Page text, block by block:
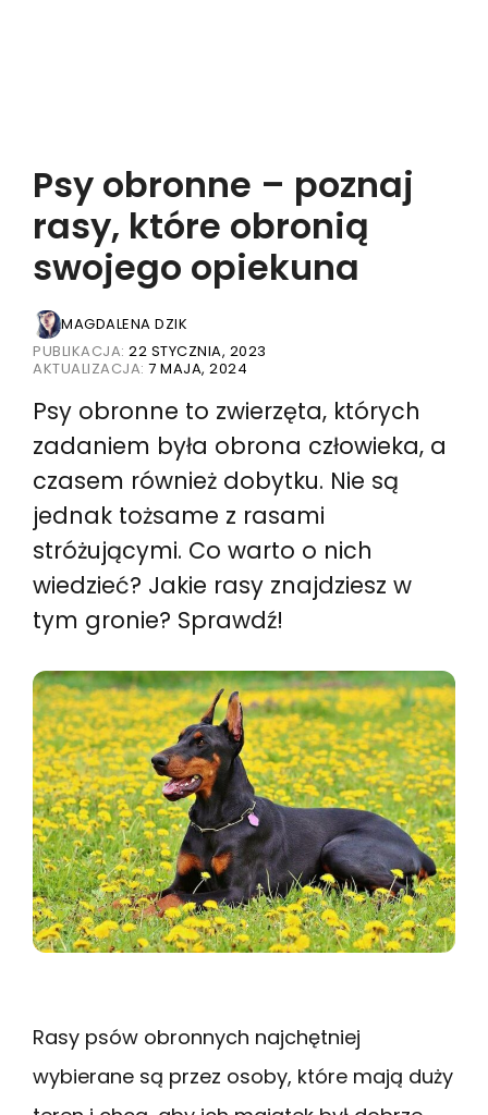
Psy obronne – poznaj
rasy, które obronią
swojego opiekuna
MAGDALENA DZIK
PUBLIKACJA: 22 STYCZNIA, 2023
AKTUALIZACJA: 7 MAJA, 2024
Psy obronne to zwierzęta, których
zadaniem była obrona człowieka, a
czasem również dobytku. Nie są
jednak tożsame z rasami
stróżującymi. Co warto o nich
wiedzieć? Jakie rasy znajdziesz w
tym gronie? Sprawdź!
Rasy psów obronnych najchętniej
wybierane są przez osoby, które mają duży